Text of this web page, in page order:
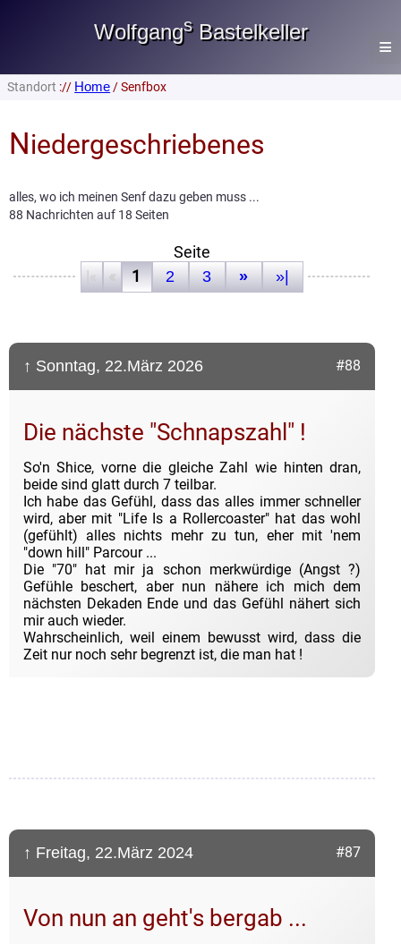
WolfgangsBastelkeller
≡
Datenschutz
Fr. 07. Aug. 2026
Standort :// Home/ Senfbox
Niedergeschriebenes
alles, wo ich meinen Senf dazu geben muss ...
88 Nachrichten auf 18 Seiten
Seite
|«
« 1 2 3 » »|
↑ Sonntag, 22.März 2026 #88
Die nächste "Schnapszahl" !
So'n Shice, vorne die gleiche Zahl wie hinten dran,
beide sind glatt durch 7 teilbar.
Ich habe das Gefühl, dass das alles immer schneller
wird, aber mit "Life Is a Rollercoaster" hat das wohl
(gefühlt) alles nichts mehr zu tun, eher mit 'nem
"down hill" Parcour ...
Die "70" hat mir ja schon merkwürdige (Angst ?)
Gefühle beschert, aber nun nähere ich mich dem
nächsten Dekaden Ende und das Gefühl nähert sich
mir auch wieder.
Wahrscheinlich, weil einem bewusst wird, dass die
Zeit nur noch sehr begrenzt ist, die man hat !
↑ Freitag, 22.März 2024 #87
Von nun an geht's bergab ...